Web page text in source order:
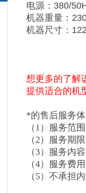
电源：380/
机器重量：
机器尺寸：
想更多的了解
提供适合的机
*的售后服务
（1）服务范
（2）服务期
（3）服务内
（4）服务费
（5）不承担